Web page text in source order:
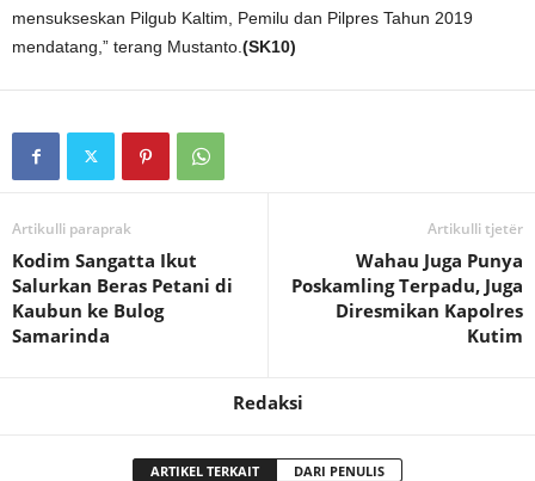
mensukseskan Pilgub Kaltim, Pemilu dan Pilpres Tahun 2019
mendatang,” terang Mustanto. (SK10)
Artikulli paraprak
Kodim Sangatta Ikut
Salurkan Beras Petani di
Kaubun ke Bulog
Samarinda
Artikulli tjetër
Wahau Juga Punya
Poskamling Terpadu, Juga
Diresmikan Kapolres
Kutim
Redaksi
ARTIKEL TERKAIT DARI PENULIS